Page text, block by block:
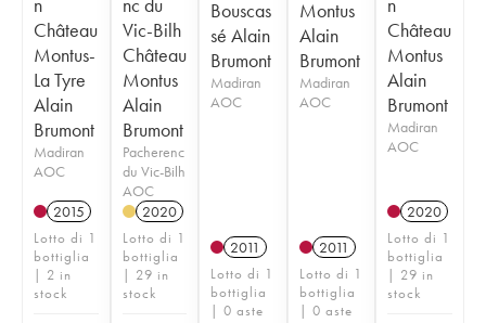
Château
Montus-
La Tyre
Alain
Brumont
Madiran
AOC
2015
Lotto di 1
bottiglia
| 2 in
stock
Vic-Bilh
Château
Montus
Alain
Brumont
Pacherenc
du Vic-Bilh
AOC
2020
Lotto di 1
bottiglia
| 29 in
stock
Bouscas
sé Alain
Brumont
Madiran
AOC
2011
Lotto di 1
bottiglia
| 0 aste
Montus
Alain
Brumont
Madiran
AOC
2011
Lotto di 1
bottiglia
| 0 aste
Château
Montus
Alain
Brumont
Madiran
AOC
2020
Lotto di 1
bottiglia
| 29 in
stock